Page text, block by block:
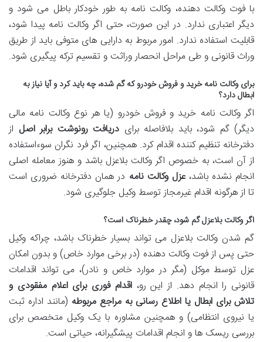
با فوت وکالت دهنده، وکالت نامه به طور خودکار باطل می شود و
دیگر اعتباری ندارد. در این صورت، حتی اگر وکالت نامه پیدا شود،
قابلیت استفاده ندارد. امور مربوط به دارایی های متوفی باید از طریق
وراث قانونی و طی مراحل انحصار وراثت و تقسیم ترکه پیگیری شود.
برای وکالت نامه خرید و فروش خودرو که گم شده، چه باید کرد و آیا نیاز به
ابطال دارد؟
اگر وکالت نامه خرید و فروش خودرو (یا هر نوع وکالت نامه مالی
دیگر) گم شود، باید بلافاصله برای دریافت رونوشت برابر اصل از
دفترخانه تنظیم کننده اقدام کرد. همچنین، اگر فرد نگران سوءاستفاده
از آن است، به خصوص اگر وکالت بلاعزل باشد و هنوز معامله اصلی
انجام نشده باشد،عزل وکالت نامه در همان دفترخانه ضروری است
تا از هرگونه اقدام غیرمجاز توسط وکیل جلوگیری شود.
اگر وکالت بلاعزل گم شود، چقدر خطرناک است؟
گم شدن وکالت بلاعزل می تواند بسیار خطرناک باشد، چراکه وکیل
حتی پس از فوت وکالت دهنده (در برخی موارد خاص) و بدون امکان
عزل توسط موکل (مگر در موارد خاص و نادر)، می تواند اقدامات
قانونی را انجام دهد. از این رو،اقدام فوری برای اعلام مفقودی و
تلاش برای ابطال یا اطلاع رسانی به مراجع مربوطه (مانند اداره ثبت
یا نیروی انتظامی) و همچنین مشاوره با یک وکیل متخصص برای
بررسی ریسک ها و انجام اقدامات پیشگیرانه، حیاتی است.